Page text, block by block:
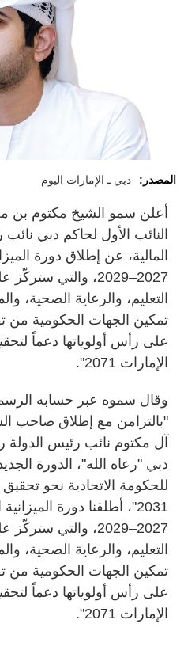
المصدر: دبي ـ الإمارات اليوم
أعلن سمو الشيخ مكتوم بن
النائب الأول لحاكم دبي
المالية، عن إطلاق دورة
2027–2029، والتي
التعليم، والرعاية الصحية،
تمكين الجهات الحكومية من
على رأس أولوياتها دعماً
الإمارات 2071".
وقال سموه عبر حسابه
"بالتزامن مع إطلاق صاحب
آل مكتوم نائب رئيس
دبي "رعاه الله"، الدورة
للحكومة الاتحادية نحو
2031"، أطلقنا دورة
2027–2029، والتي
التعليم، والرعاية الصحية،
تمكين الجهات الحكومية من
على رأس أولوياتها دعماً
الإمارات 2071".